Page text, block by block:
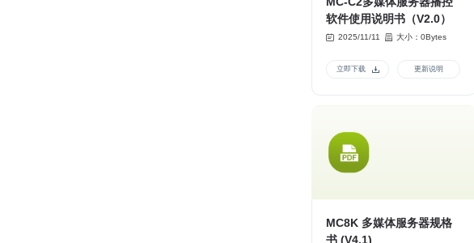
软件使用说明书（V2.0）
2025/11/11 大小：0Bytes
立即下载 更新说明
MC8K 多媒体服务器规格
书 (V4.1)